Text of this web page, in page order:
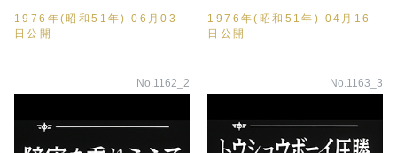
1976年(昭和51年) 06月03
日公開
1976年(昭和51年) 04月16
日公開
No.1162_2 No.1163_3